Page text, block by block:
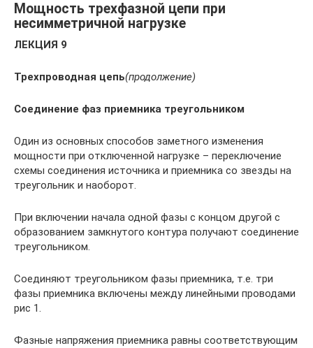
Мощность трехфазной цепи при
несимметричной нагрузке
ЛЕКЦИЯ 9
Трехпроводная цепь(продолжение)
Соединение фаз приемника треугольником
Один из основных способов заметного изменения
мощности при отключенной нагрузке – переключение
схемы соединения источника и приемника со звезды на
треугольник и наоборот.
При включении начала одной фазы с концом другой с
образованием замкнутого контура получают соединение
треугольником.
Соединяют треугольником фазы приемника, т.е. три
фазы приемника включены между линейными проводами
рис 1.
Фазные напряжения приемника равны соответствующим